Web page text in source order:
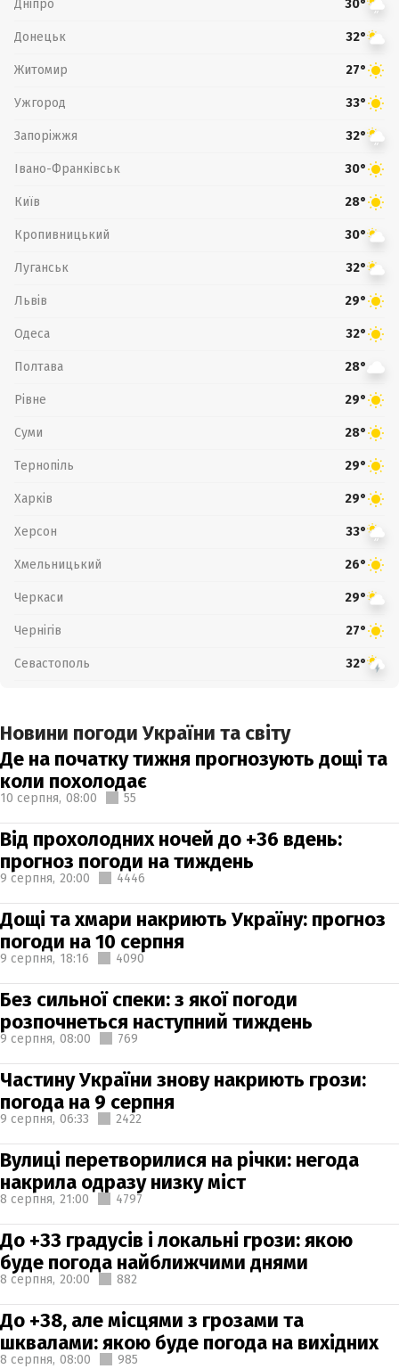
Дніпро 30°
Донецьк 32°
Житомир 27°
Ужгород 33°
Запоріжжя 32°
Івано-Франківськ 30°
Київ 28°
Кропивницький 30°
Луганськ 32°
Львів 29°
Одеса 32°
Полтава 28°
Рівне 29°
Суми 28°
Тернопіль 29°
Харків 29°
Херсон 33°
Хмельницький 26°
Черкаси 29°
Чернігів 27°
Севастополь 32°
Новини погоди України та світу
Де на початку тижня прогнозують дощі та
коли похолодає
10 серпня, 08:00 55
Від прохолодних ночей до +36 вдень:
прогноз погоди на тиждень
9 серпня, 20:00 4446
Дощі та хмари накриють Україну: прогноз
погоди на 10 серпня
9 серпня, 18:16 4090
Без сильної спеки: з якої погоди
розпочнеться наступний тиждень
9 серпня, 08:00 769
Частину України знову накриють грози:
погода на 9 серпня
9 серпня, 06:33 2422
Вулиці перетворилися на річки: негода
накрила одразу низку міст
8 серпня, 21:00 4797
До +33 градусів і локальні грози: якою
буде погода найближчими днями
8 серпня, 20:00 882
До +38, але місцями з грозами та
шквалами: якою буде погода на вихідних
8 серпня, 08:00 985